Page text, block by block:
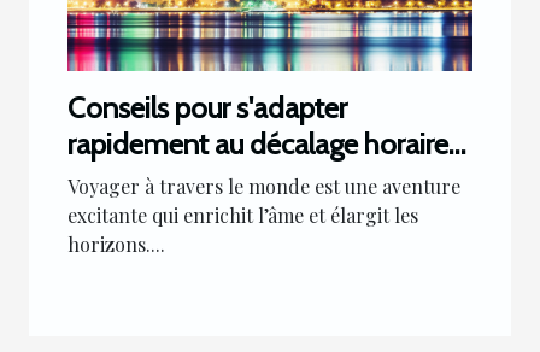
Conseils pour s'adapter
rapidement au décalage horaire
lors d'un voyage à Montréal
Voyager à travers le monde est une aventure
excitante qui enrichit l’âme et élargit les
horizons....